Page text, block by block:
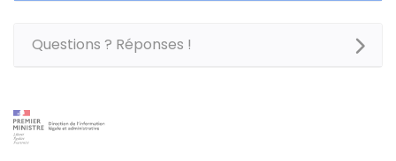
Questions ? Réponses !